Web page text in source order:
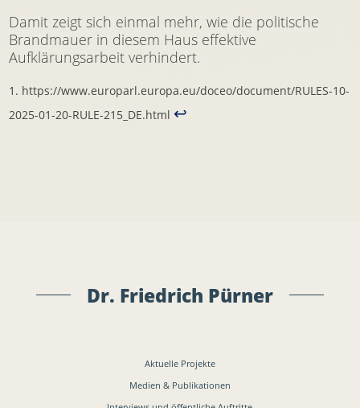
Damit zeigt sich einmal mehr, wie die politische
Brandmauer in diesem Haus effektive
Aufklärungsarbeit verhindert.
https://www.europarl.europa.eu/doceo/document/RULES-10-
2025-01-20-RULE-215_DE.html ↩︎
Dr. Friedrich Pürner
Aktuelle Projekte
Medien & Publikationen